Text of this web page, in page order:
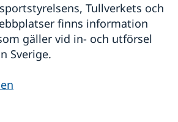
Tullverkets och
finns information
gäller vid in- och utförsel
Sverige.